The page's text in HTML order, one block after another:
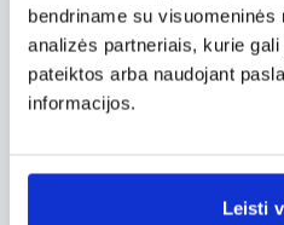
bendriname su
analizės partneriais, kurie
pateiktos arba naudojant
informacijos.
Leisti
Vėjuotasis pusiasalis
ir pradedančiuosius
sporto aistruolius. Čia
benglentininkų mokyklos.
Praeities ir dabarties
Norint pažinti kalnuotą